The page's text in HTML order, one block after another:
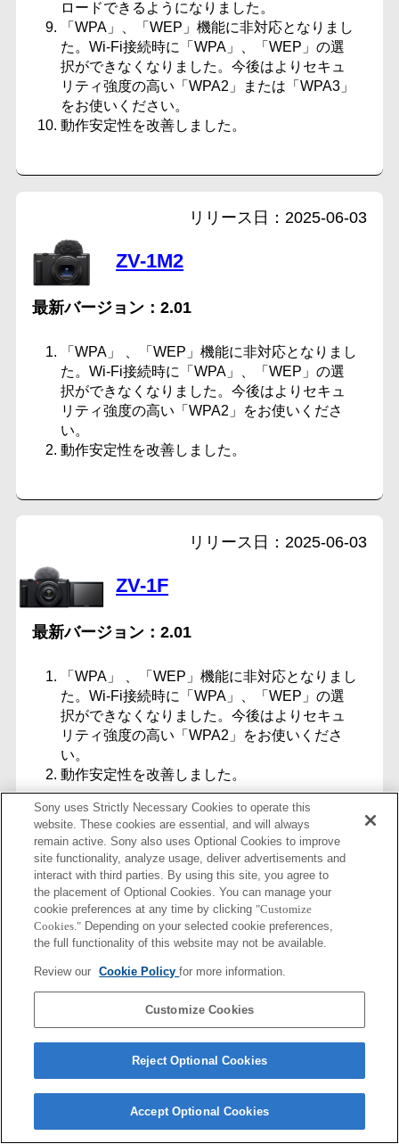
ロードできるようになりました。
「WPA」、「WEP」機能に非対応となりまし
た。Wi-Fi接続時に「WPA」、「WEP」の選
択ができなくなりました。今後はよりセキュ
リティ強度の高い「WPA2」または「WPA3」
をお使いください。
動作安定性を改善しました。
ZV-1M2
2.01
2025-06-03
「WPA」 、「WEP」機能に非対応となりまし
た。Wi-Fi接続時に「WPA」、「WEP」の選
択ができなくなりました。今後はよりセキュ
リティ強度の高い「WPA2」をお使いくださ
い。
動作安定性を改善しました。
ZV-1F
2.01
2025-06-03
「WPA」 、「WEP」機能に非対応となりまし
た。Wi-Fi接続時に「WPA」、「WEP」の選
択ができなくなりました。今後はよりセキュ
リティ強度の高い「WPA2」をお使いくださ
い。
動作安定性を改善しました。
SEL100400GM
2024-02-08
Ver.04へアップデートした際に、カメラの撮影
モードを S&Q モードあるいは4K動画モードに
設定した以降はオートフォーカスとマニュア
ル フォーカスが機能しなくなる事象を修正し
Sony uses Strictly Necessary Cookies to operate this
website. These cookies are essential, and will always
remain active. Sony also uses Optional Cookies to improve
site functionality, analyze usage, deliver advertisements and
interact with third parties. By using this site, you agree to
the placement of Optional Cookies. You can manage your
cookie preferences at any time by clicking "Customize
Cookies." Depending on your selected cookie preferences,
the full functionality of this website may not be available.
Review our Cookie Policyfor more information.
Customize Cookies
Reject Optional Cookies
Accept Optional Cookies